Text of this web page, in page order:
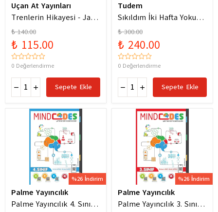
Uçan At Yayınları
Trenlerin Hikayesi - Jane
Bingham
₺ 140.00
₺ 115.00
0 Değerlendirme
Sepete Ekle
Tudem
Sıkıldım İki Hafta Yokum
Pelin Güneş
₺ 300.00
₺ 240.00
0 Değerlendirme
Sepete Ekle
%26 İndirim
Palme Yayıncılık
Palme Yayıncılık 4. Sınıf
%26 İndirim
Palme Yayıncılık
Palme Yayıncılık 3. Sınıf